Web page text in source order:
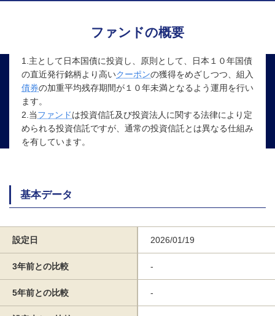
ファンドの概要
1.主として日本国債に投資し、原則として、日本１０年国債
の直近発行銘柄より高いクーポンの獲得をめざしつつ、組入
債券の加重平均残存期間が１０年未満となるよう運用を行い
ます。
2.当ファンドは投資信託及び投資法人に関する法律により定
められる投資信託ですが、通常の投資信託とは異なる仕組み
を有しています。
基本データ
設定日 2026/01/19
3年前との比較 -
5年前との比較 -